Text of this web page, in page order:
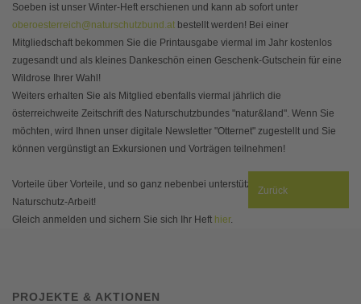
Soeben ist unser Winter-Heft erschienen und kann ab sofort unter
oberoesterreich@naturschutzbund.at bestellt werden! Bei einer
Mitgliedschaft bekommen Sie die Printausgabe viermal im Jahr kostenlos
zugesandt und als kleines Dankeschön einen Geschenk-Gutschein für eine
Wildrose Ihrer Wahl!
Weiters erhalten Sie als Mitglied ebenfalls viermal jährlich die
österreichweite Zeitschrift des Naturschutzbundes "natur&land". Wenn Sie
möchten, wird Ihnen unser digitale Newsletter "Otternet" zugestellt und Sie
können vergünstigt an Exkursionen und Vorträgen teilnehmen!
Vorteile über Vorteile, und so ganz nebenbei unterstützen Sie unsere
Naturschutz-Arbeit!
Gleich anmelden und sichern Sie sich Ihr Heft hier.
Zurück
PROJEKTE & AKTIONEN